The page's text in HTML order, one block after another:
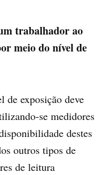
trabalhador ao
meio do nível de
de exposição deve
se medidores
destes
outros tipos de
de leitura